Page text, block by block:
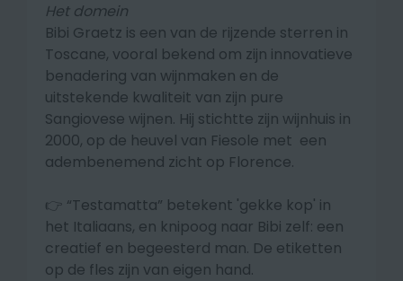
Het domein
Bibi Graetz is een van de rijzende sterren in
Toscane, vooral bekend om zijn innovatieve
benadering van wijnmaken en de
uitstekende kwaliteit van zijn pure
Sangiovese wijnen. Hij stichtte zijn wijnhuis in
2000, op de heuvel van Fiesole met een
adembenemend zicht op Florence.
👉 “Testamatta” betekent 'gekke kop' in
het Italiaans, en knipoog naar Bibi zelf: een
creatief en begeesterd man. De etiketten
op de fles zijn van eigen hand.